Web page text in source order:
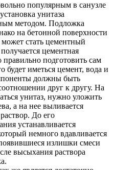
популярным в санузле
унитаза
методом. Подложка
на бетонной поверхности
стать цементный
получается цементная
подготовить сам
будет иметься цемент, вода и
должны быть
друг к другу. На
унитаз, нужно уложить
а на нее выливается
До его
устанавливается
немного вдавливается
излишки смеси
высыхания раствора